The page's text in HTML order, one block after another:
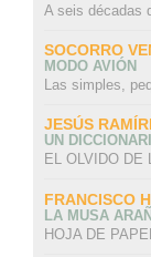
A seis décadas
SOCORRO
MODO AVIÓN
Las simples,
JESÚS
UN
EL OLVIDO DE
FRANCISCO
LA MUSA
HOJA DE PAPEL